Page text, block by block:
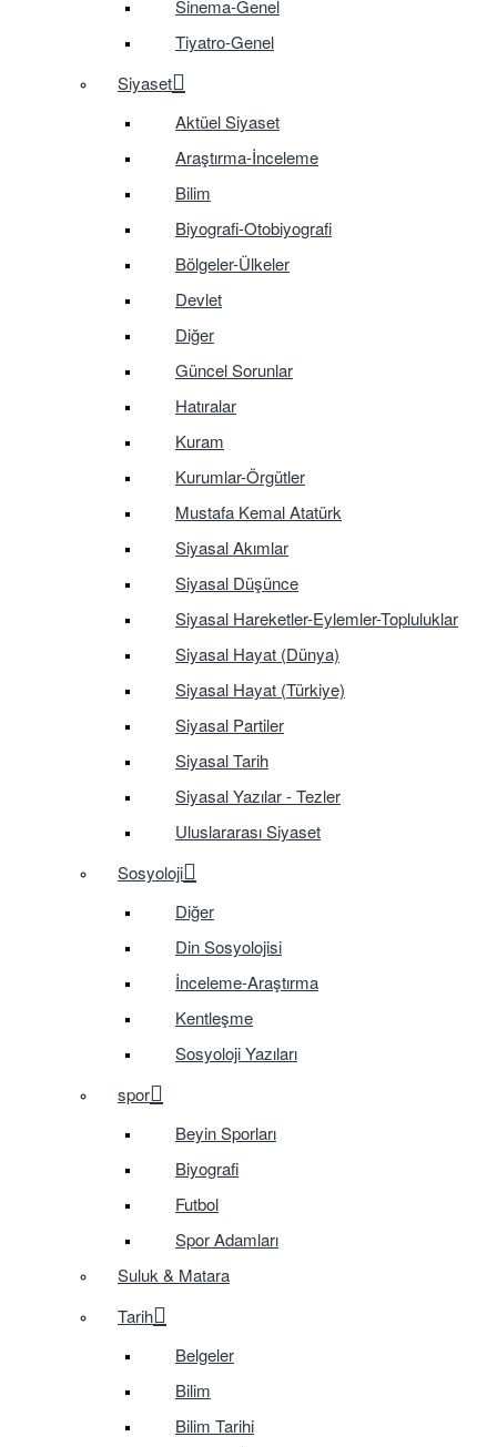
Sinema-Genel
Tiyatro-Genel
Siyaset
Aktüel Siyaset
Araştırma-İnceleme
Bilim
Biyografi-Otobiyografi
Bölgeler-Ülkeler
Devlet
Diğer
Güncel Sorunlar
Hatıralar
Kuram
Kurumlar-Örgütler
Mustafa Kemal Atatürk
Siyasal Akımlar
Siyasal Düşünce
Siyasal Hareketler-Eylemler-Topluluklar
Siyasal Hayat (Dünya)
Siyasal Hayat (Türkiye)
Siyasal Partiler
Siyasal Tarih
Siyasal Yazılar - Tezler
Uluslararası Siyaset
Sosyoloji
Diğer
Din Sosyolojisi
İnceleme-Araştırma
Kentleşme
Sosyoloji Yazıları
spor
Beyin Sporları
Biyografi
Futbol
Spor Adamları
Suluk & Matara
Tarih
Belgeler
Bilim
Bilim Tarihi